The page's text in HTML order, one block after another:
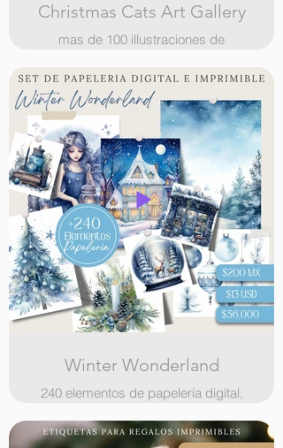
Christmas Cats Art Gallery
mas de 100 illustraciones de
navidad, para posters, tarjetas,
cuadros y mas !
Winter Wonderland
240 elementos de papelería digital,
ilustrados y stickers